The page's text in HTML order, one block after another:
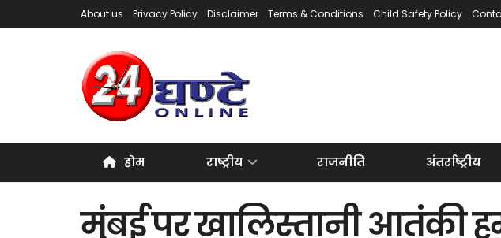
About us Privacy Policy Disclaimer Terms & Conditions Child Safety Policy
होम राष्ट्रीय राजनीति अंतर्राष्ट्रीय
मुंबई पर खालिस्तानी आतंकी